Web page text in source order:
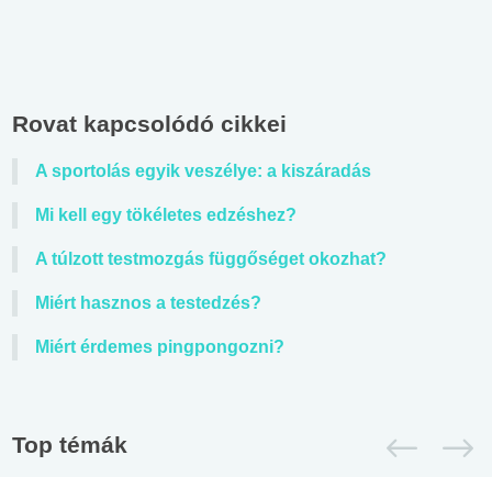
Rovat kapcsolódó cikkei
A sportolás egyik veszélye: a kiszáradás
Mi kell egy tökéletes edzéshez?
A túlzott testmozgás függőséget okozhat?
Miért hasznos a testedzés?
Miért érdemes pingpongozni?
Top témák